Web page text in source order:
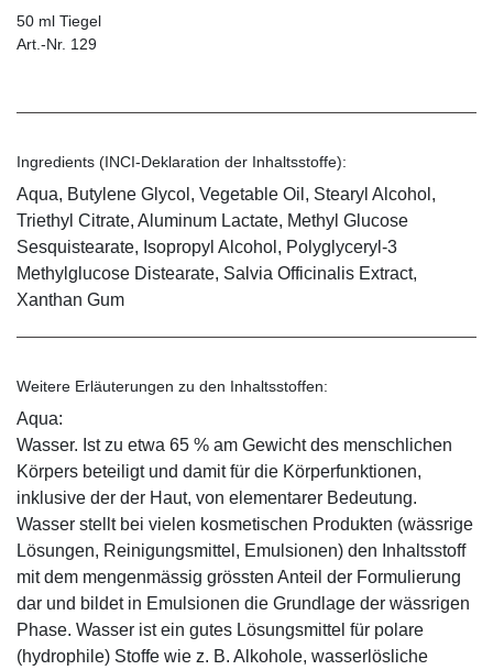
50 ml Tiegel
Art.-Nr. 129
Ingredients (INCI-Deklaration der Inhaltsstoffe):
Aqua, Butylene Glycol, Vegetable Oil, Stearyl Alcohol,
Triethyl Citrate, Aluminum Lactate, Methyl Glucose
Sesquistearate, Isopropyl Alcohol, Polyglyceryl-3
Methylglucose Distearate, Salvia Officinalis Extract,
Xanthan Gum
Weitere Erläuterungen zu den Inhaltsstoffen:
Aqua:
Wasser. Ist zu etwa 65 % am Gewicht des menschlichen
Körpers beteiligt und damit für die Körperfunktionen,
inklusive der der Haut, von elementarer Bedeutung.
Wasser stellt bei vielen kosmetischen Produkten (wässrige
Lösungen, Reinigungsmittel, Emulsionen) den Inhaltsstoff
mit dem mengenmässig grössten Anteil der Formulierung
dar und bildet in Emulsionen die Grundlage der wässrigen
Phase. Wasser ist ein gutes Lösungsmittel für polare
(hydrophile) Stoffe wie z. B. Alkohole, wasserlösliche